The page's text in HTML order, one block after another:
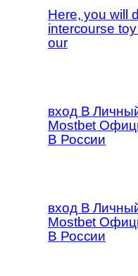
Here, you will
intercourse
our
вход В
Mostbet
В России
вход В
Mostbet
В России